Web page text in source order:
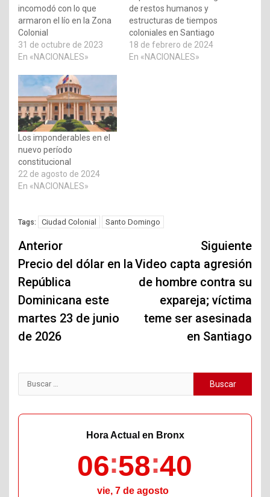
incomodó con lo que
armaron el lío en la Zona
Colonial
31 de octubre de 2023
En «NACIONALES»
de restos humanos y
estructuras de tiempos
coloniales en Santiago
18 de febrero de 2024
En «NACIONALES»
Los imponderables en el
nuevo período
constitucional
22 de agosto de 2024
En «NACIONALES»
Tags: Ciudad Colonial Santo Domingo
Navegación
de
entradas
Anterior
Precio del dólar en la
República
Dominicana este
martes 23 de junio
de 2026
Siguiente
Video capta agresión
de hombre contra su
expareja; víctima
teme ser asesinada
en Santiago
Buscar:
Hora Actual en Bronx
06 58 41
vie, 7 de agosto